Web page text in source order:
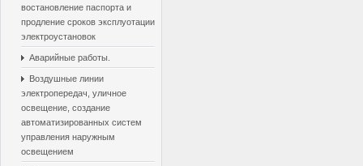
востановление паспорта и
продление сроков эксплуотации
электроустановок
Аварийные работы.
Воздушные линии
электропередач, уличное
освещение, создание
автоматизированных систем
управления наружным
освещением